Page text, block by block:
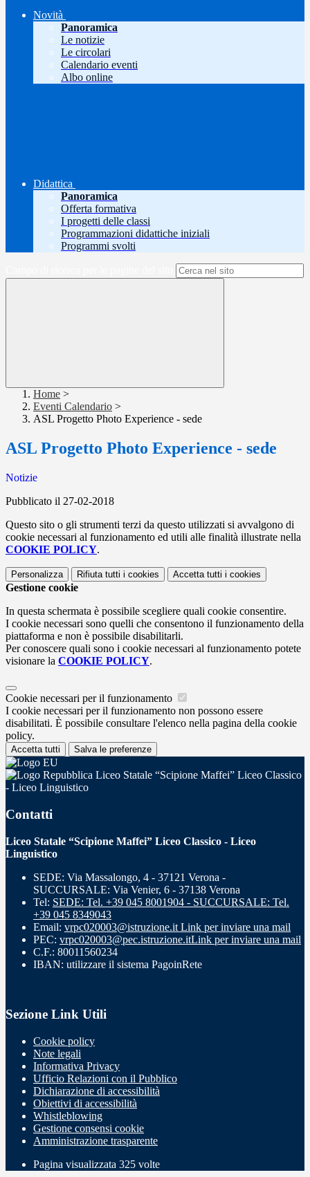
Novità
Panoramica
Le notizie
Le circolari
Calendario eventi
Albo online
Didattica
Panoramica
Offerta formativa
I progetti delle classi
Programmazioni didattiche iniziali
Programmi svolti
Home >
Eventi Calendario >
ASL Progetto Photo Experience - sede
ASL Progetto Photo Experience - sede
Notizie
Pubblicato il 27-02-2018
Questo sito o gli strumenti terzi da questo utilizzati si avvalgono di
cookie necessari al funzionamento ed utili alle finalità illustrate nella
COOKIE POLICY.
Personalizza Rifiuta tutti i cookies Accetta tutti i cookies
Gestione cookie
In questa schermata è possibile scegliere quali cookie consentire.
I cookie necessari sono quelli che consentono il funzionamento della
piattaforma e non è possibile disabilitarli.
Per conoscere quali sono i cookie necessari al funzionamento potete
visionare la COOKIE POLICY.
Cookie necessari per il funzionamento
I cookie necessari per il funzionamento non possono essere
disabilitati. È possibile consultare l'elenco nella pagina della cookie
policy.
Accetta tutti Salva le preferenze
Liceo Statale “Scipione Maffei” Liceo Classico
- Liceo Linguistico
Contatti
Liceo Statale “Scipione Maffei” Liceo Classico - Liceo
Linguistico
SEDE: Via Massalongo, 4 - 37121 Verona -
SUCCURSALE: Via Venier, 6 - 37138 Verona
Tel: SEDE: Tel. +39 045 8001904 - SUCCURSALE: Tel.
+39 045 8349043
Email: vrpc020003@istruzione.it Link per inviare una mail
PEC: vrpc020003@pec.istruzione.itLink per inviare una mail
C.F.: 80011560234
IBAN: utilizzare il sistema PagoinRete
Sezione Link Utili
Cookie policy
Note legali
Informativa Privacy
Ufficio Relazioni con il Pubblico
Dichiarazione di accessibilità
Obiettivi di accessibilità
Whistleblowing
Gestione consensi cookie
Amministrazione trasparente
Pagina visualizzata 325 volte